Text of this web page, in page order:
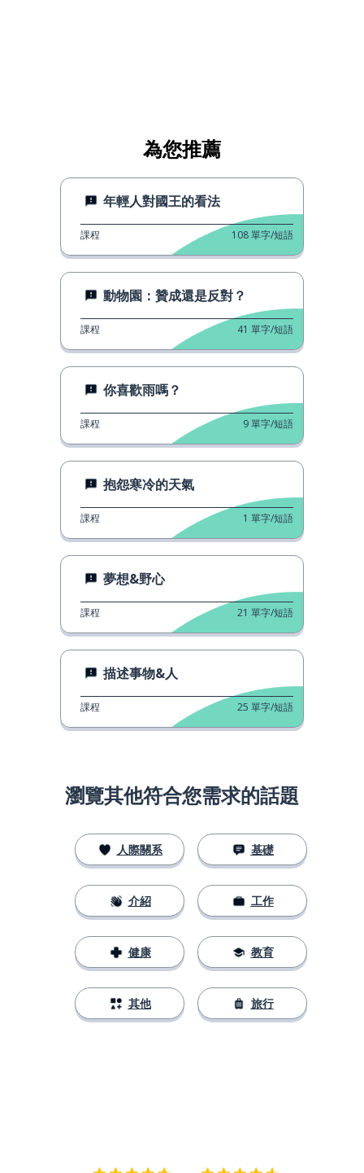
為您推薦
年輕人對國王的看法
課程 108單字/短語
動物園：贊成還是反對？
課程 41 單字/短語
你喜歡雨嗎？
課程 9單字/短語
抱怨寒冷的天氣
課程 1 單字/短語
夢想&野心
課程 21 單字/短語
描述事物&人
課程 25 單字/短語
瀏覽其他符合您需求的話題
人際關系
介紹
健康
其他
基礎
工作
教育
旅行